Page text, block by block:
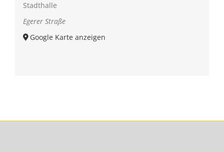
Stadthalle
Egerer Straße
Google Karte anzeigen